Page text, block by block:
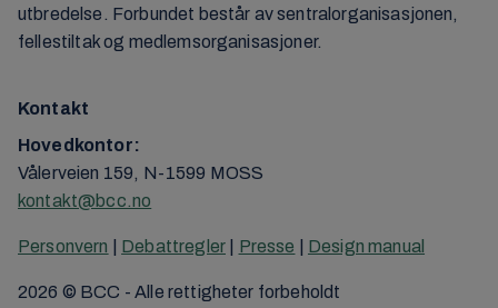
utbredelse. Forbundet består av sentralorganisasjonen,
fellestiltak og medlemsorganisasjoner.
Kontakt
Hovedkontor:
Vålerveien 159, N-1599 MOSS
kontakt@bcc.no
Personvern Debattregler Presse Design manual
2026 © BCC - Alle rettigheter forbeholdt